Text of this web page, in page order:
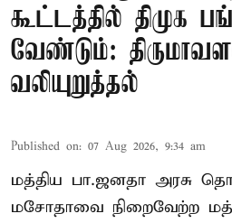
கூட்டத்தில் திமுக
வேண்டும்:
வலியுறுத்தல்
Published on: 07 Aug 2026, 9:34 am
மத்திய பா.ஜனதா அரசு
மசோதாவை நிறைவேற்ற